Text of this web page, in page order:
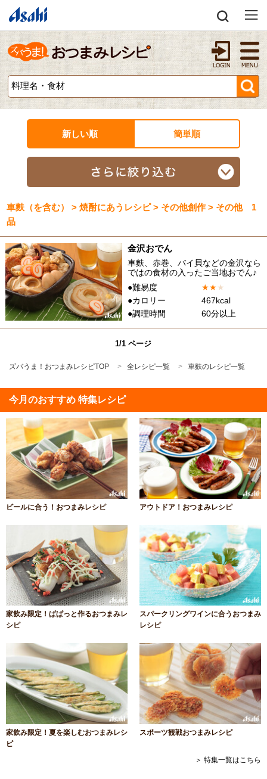
新しい順 簡単順
車麩（を含む） > 焼酎にあうレシピ > その他創作 > その他 1
品
金沢おでん
車麩、赤巻、バイ貝などの金沢なら
ではの食材の入ったご当地おでん♪
●難易度
★★★
●カロリー
467kcal
●調理時間
60分以上
1/1 ページ
ズバうま！おつまみレシピTOP 全レシピ一覧 車麩のレシピ一覧
今月のおすすめ 特集レシピ
ビールに合う！おつまみレシピ アウトドア！おつまみレシピ
家飲み限定！ぱぱっと作るおつまみレ
シピ
スパークリングワインに合うおつまみ
レシピ
家飲み限定！夏を楽しむおつまみレシ
ピ
スポーツ観戦おつまみレシピ
＞ 特集一覧はこちら